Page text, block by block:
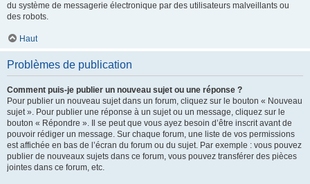
du système de messagerie électronique par des utilisateurs malveillants ou
des robots.
Haut
Problèmes de publication
Comment puis-je publier un nouveau sujet ou une réponse ?
Pour publier un nouveau sujet dans un forum, cliquez sur le bouton « Nouveau
sujet ». Pour publier une réponse à un sujet ou un message, cliquez sur le
bouton « Répondre ». Il se peut que vous ayez besoin d’être inscrit avant de
pouvoir rédiger un message. Sur chaque forum, une liste de vos permissions
est affichée en bas de l’écran du forum ou du sujet. Par exemple : vous pouvez
publier de nouveaux sujets dans ce forum, vous pouvez transférer des pièces
jointes dans ce forum, etc.